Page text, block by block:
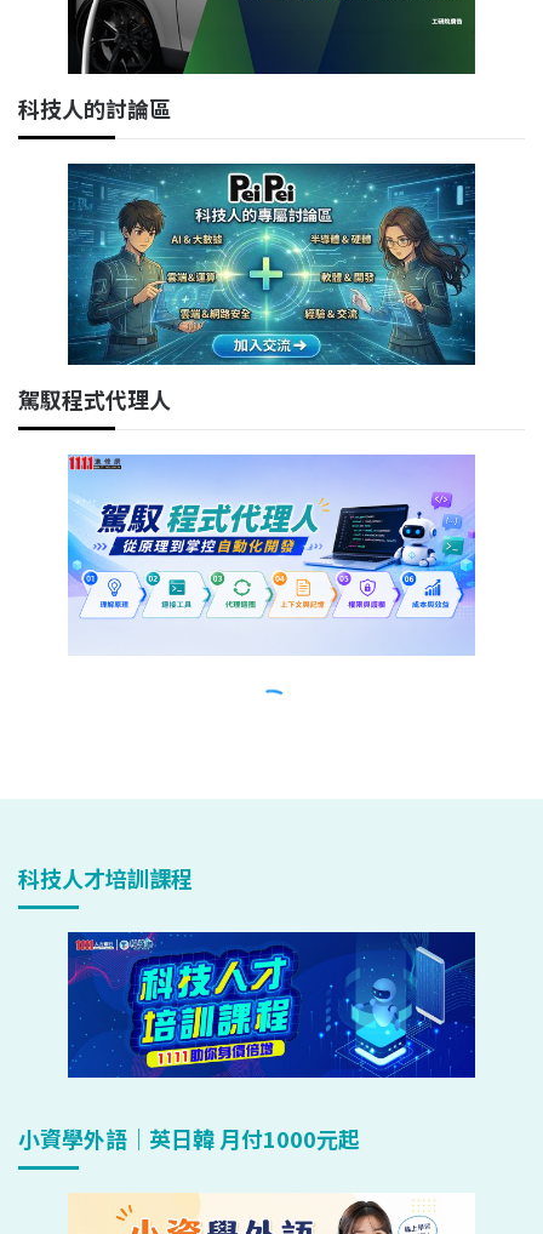
科技人才培訓課程
小資學外語｜英日韓 月付1000元起